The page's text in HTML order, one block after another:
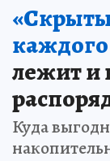
каждого
лежит и
Куда